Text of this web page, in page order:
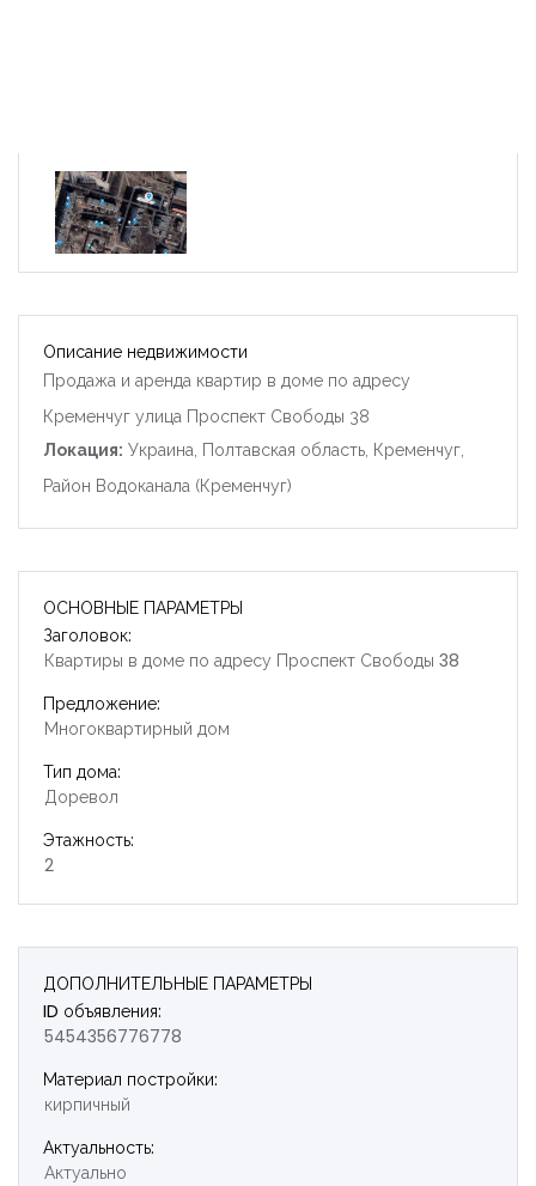
Описание недвижимости
Продажа и аренда квартир в доме по адресу
Кременчуг улица Проспект Свободы 38
Локация: Украина, Полтавская область, Кременчуг,
Район Водоканала (Кременчуг)
ОСНОВНЫЕ ПАРАМЕТРЫ
Заголовок:
Квартиры в доме по адресу Проспект Свободы 38
Предложение:
Многоквартирный дом
Тип дома:
Доревол
Этажность:
2
ДОПОЛНИТЕЛЬНЫЕ ПАРАМЕТРЫ
ID объявления:
5454356776778
Материал постройки:
кирпичный
Актуальность:
Актуально
Запомнить